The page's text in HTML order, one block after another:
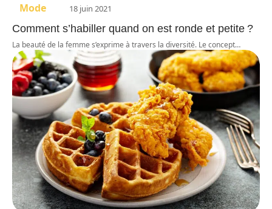
Mode 18 juin 2021
Comment s’habiller quand on est ronde et petite ?
La beauté de la femme s’exprime à travers la diversité. Le concept…